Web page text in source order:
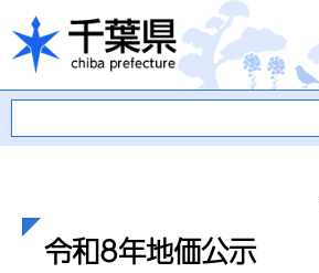
千葉県
令和8年地価公示